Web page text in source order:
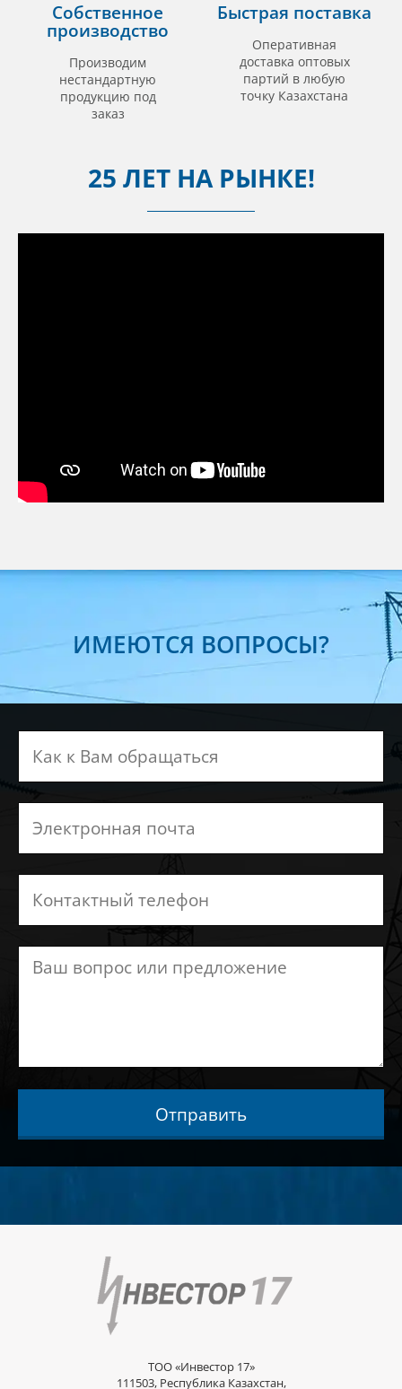
Собственное
производство
Производим
нестандартную
продукцию под
заказ
Быстрая поставка
Оперативная
доставка оптовых
партий в любую
точку Казахстана
25 ЛЕТ НА РЫНКЕ!
ИМЕЮТСЯ ВОПРОСЫ?
Отправить
ТОО «Инвестор 17»
111503, Республика Казахстан,